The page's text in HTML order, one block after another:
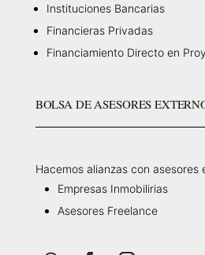
Instituciones Bancarias
Financieras Privadas
Financiamiento Directo en
BOLSA DE ASESORES
Hacemos alianzas con asesores
Empresas Inmobilirias
Asesores Freelance